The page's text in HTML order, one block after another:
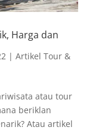
Harga dan
| Artikel Tour &
atau tour
beriklan
Atau artikel